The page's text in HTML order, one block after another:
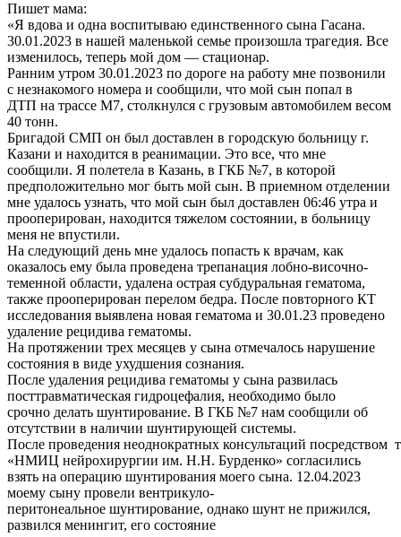
Пишет мама:
«Я вдова и одна воспитываю единственного сына Гасана.
30.01.2023 в нашей маленькой семье произошла трагедия. Все
изменилось, теперь мой дом — стационар.
Ранним утром 30.01.2023 по дороге на работу мне позвонили
с незнакомого номера и сообщили, что мой сын попал в
ДТП на трассе М7, столкнулся с грузовым автомобилем весом
40 тонн.
Бригадой СМП он был доставлен в городскую больницу г.
Казани и находится в реанимации. Это все, что мне
сообщили. Я полетела в Казань, в ГКБ №7, в которой
предположительно мог быть мой сын. В приемном отделении
мне удалось узнать, что мой сын был доставлен 06:46 утра и
прооперирован, находится тяжелом состоянии, в больницу
меня не впустили.
На следующий день мне удалось попасть к врачам, как
оказалось ему была проведена трепанация лобно-височно-
теменной области, удалена острая субдуральная гематома,
также прооперирован перелом бедра. После повторного КТ
исследования выявлена новая гематома и 30.01.23 проведено
удаление рецидива гематомы.
На протяжении трех месяцев у сына отмечалось нарушение
состояния в виде ухудшения сознания.
После удаления рецидива гематомы у сына развилась
посттравматическая гидроцефалия, необходимо было
срочно делать шунтирование. В ГКБ №7 нам сообщили об
отсутствии в наличии шунтирующей системы.
После проведения неоднократных консультаций
«НМИЦ нейрохирургии им. Н.Н. Бурденко» согласились
взять на операцию шунтирования моего сына. 12.04.2023
моему сыну провели вентрикуло-
перитонеальное шунтирование, однако шунт не прижился,
развился менингит, его состояние